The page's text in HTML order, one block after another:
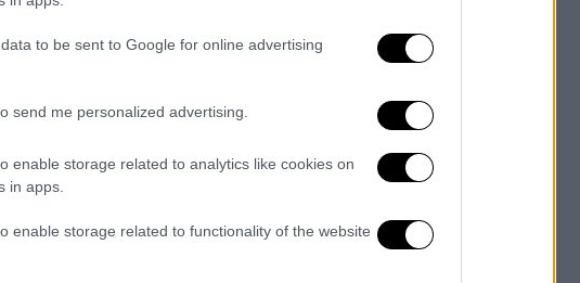
to be sent to Google for online advertising
send me personalized advertising.
enable storage related to analytics like cookies on
in apps.
enable storage related to functionality of the website